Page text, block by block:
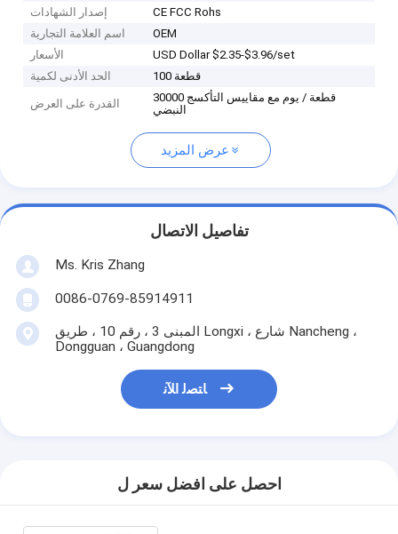
إصدار الشهادات
CE FCC Rohs
اسم العلامة التجارية
OEM
الأسعار
USD Dollar $2.35-$3.96/set
الحد الأدنى لكمية
100 قطعة
القدرة على العرض
30000 قطعة / يوم مع مقاييس التأكسج
النبضي
عرض المزيد
تفاصيل الاتصال
Ms. Kris Zhang
0086-0769-85914911
المبنى 3 ، رقم 10 ، طريق Longxi ، شارع Nancheng ،
Dongguan ، Guangdong
ﺎﺘﺼﻟ ﺍﻶﻧ
احصل على افضل سعر ل